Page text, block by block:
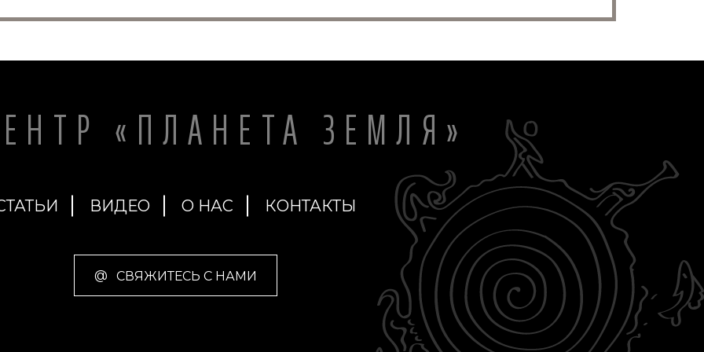
«ПЛАНЕТА ЗЕМЛЯ»
ВИДЕО О НАС КОНТАКТЫ
@ СВЯЖИТЕСЬ С НАМИ